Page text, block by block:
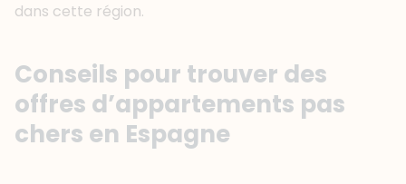
dans cette région.
Conseils pour trouver des
offres d’appartements pas
chers en Espagne